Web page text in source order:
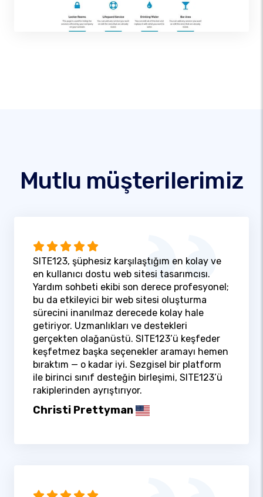
Mutlu müşterilerimiz
SITE123, şüphesiz karşılaştığım en kolay ve
en kullanıcı dostu web sitesi tasarımcısı.
Yardım sohbeti ekibi son derece profesyonel;
bu da etkileyici bir web sitesi oluşturma
sürecini inanılmaz derecede kolay hale
getiriyor. Uzmanlıkları ve destekleri
gerçekten olağanüstü. SITE123’ü keşfeder
keşfetmez başka seçenekler aramayı hemen
bıraktım — o kadar iyi. Sezgisel bir platform
ile birinci sınıf desteğin birleşimi, SITE123’ü
rakiplerinden ayrıştırıyor.
Christi Prettyman